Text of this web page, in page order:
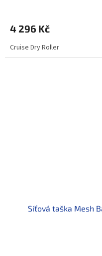
4 296 Kč
Cruise Dry Roller
Síťová taška Mesh